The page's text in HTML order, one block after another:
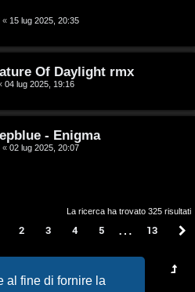
al fine di fornire la
« 15 lug 2025, 20:35
Of Daylight rmx
04 lug 2025, 19:16
- Enigma
« 02 lug 2025, 20:07
La ricerca ha trovato 325 risultati
di
2 3 4 5 … 13